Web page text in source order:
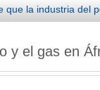
que la industria del
y el gas en